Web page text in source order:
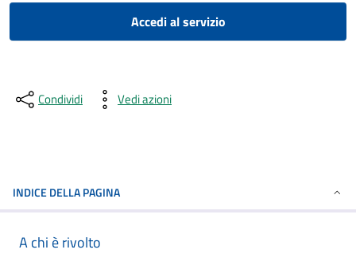
Accedi al servizio
Condividi Vedi azioni
INDICE DELLA PAGINA
A chi è rivolto